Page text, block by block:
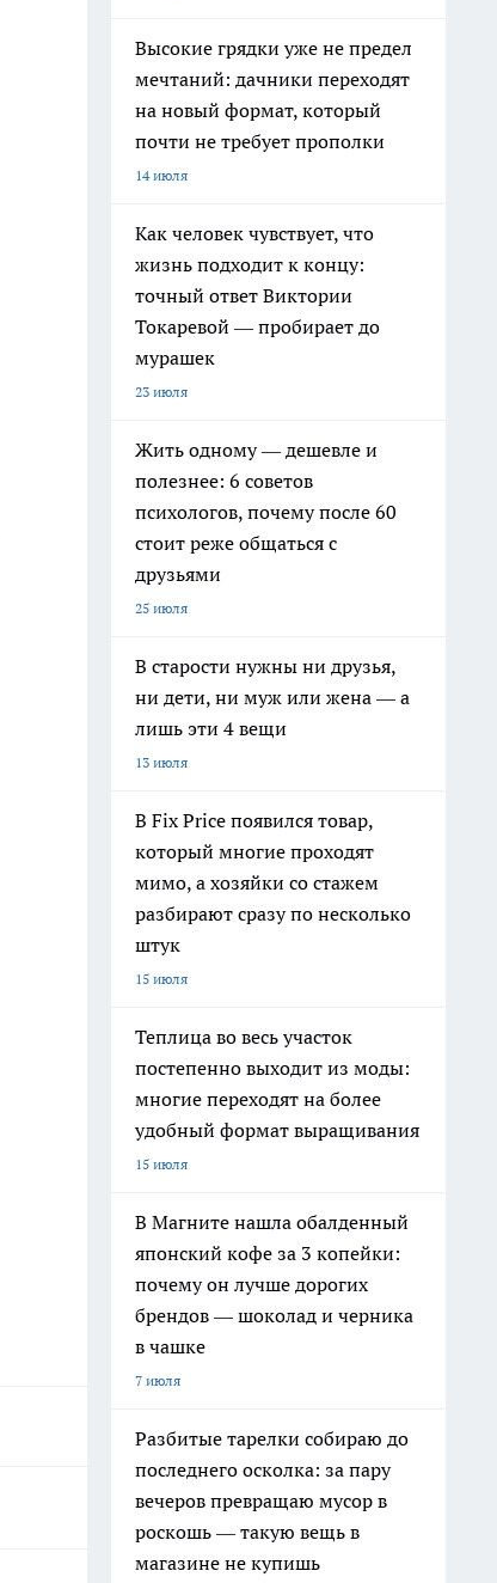
Высокие грядки уже не предел
мечтаний: дачники переходят
на новый формат, который
почти не требует прополки
14 июля
Как человек чувствует, что
жизнь подходит к концу:
точный ответ Виктории
Токаревой — пробирает до
мурашек
23 июля
Жить одному — дешевле и
полезнее: 6 советов
психологов, почему после 60
стоит реже общаться с
друзьями
25 июля
В старости нужны ни друзья,
ни дети, ни муж или жена — а
лишь эти 4 вещи
13 июля
В Fix Price появился товар,
который многие проходят
мимо, а хозяйки со стажем
разбирают сразу по несколько
штук
15 июля
Теплица во весь участок
постепенно выходит из моды:
многие переходят на более
удобный формат выращивания
15 июля
В Магните нашла обалденный
японский кофе за 3 копейки:
почему он лучше дорогих
брендов — шоколад и черника
в чашке
7 июля
Разбитые тарелки собираю до
последнего осколка: за пару
вечеров превращаю мусор в
роскошь — такую вещь в
магазине не купишь